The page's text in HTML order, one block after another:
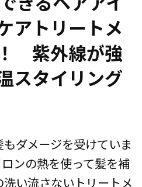
アトリートメ
紫外線が強
スタイリング
ダメージを受けていま
ンの熱を使って髪を補
い流さないトリートメ